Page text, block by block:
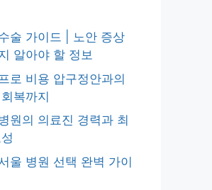
술 가이드 | 노안 증상
알아야 할 정보
로 비용 압구정안과의
복까지
원의 의료진 경력과 최
울 병원 선택 완벽 가이